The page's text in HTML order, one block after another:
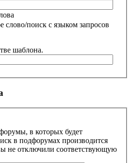
слово/поиск с языком запросов
шаблона.
в которых будет
в подфорумах производится
не отключили соответствующую